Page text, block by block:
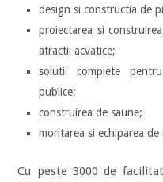
design si constructia de
proiectarea si
atractii acvatice;
solutii complete
publice;
construirea de saune;
montarea si echiparea de
Cu peste 3000 de